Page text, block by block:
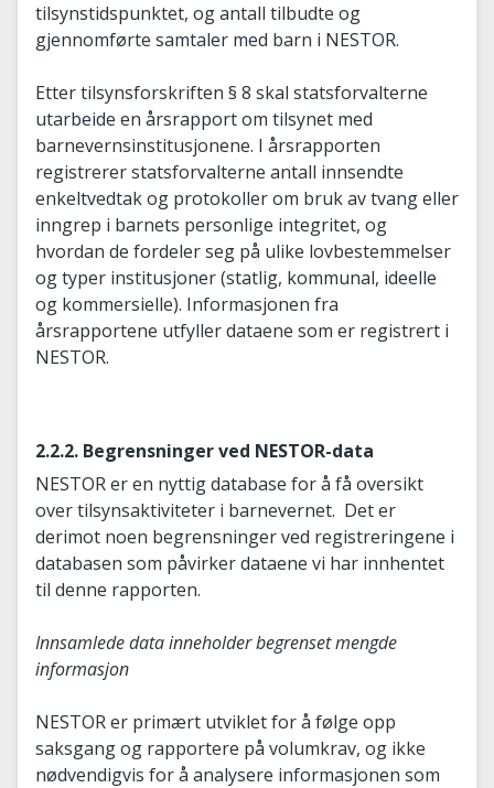
tilsynstidspunktet, og antall tilbudte og
gjennomførte samtaler med barn i NESTOR.
Etter tilsynsforskriften § 8 skal statsforvalterne
utarbeide en årsrapport om tilsynet med
barnevernsinstitusjonene. I årsrapporten
registrerer statsforvalterne antall innsendte
enkeltvedtak og protokoller om bruk av tvang eller
inngrep i barnets personlige integritet, og
hvordan de fordeler seg på ulike lovbestemmelser
og typer institusjoner (statlig, kommunal, ideelle
og kommersielle). Informasjonen fra
årsrapportene utfyller dataene som er registrert i
NESTOR.
2.2.2. Begrensninger ved NESTOR-data
NESTOR er en nyttig database for å få oversikt
over tilsynsaktiviteter i barnevernet. Det er
derimot noen begrensninger ved registreringene i
databasen som påvirker dataene vi har innhentet
til denne rapporten.
Innsamlede data inneholder begrenset mengde
informasjon
NESTOR er primært utviklet for å følge opp
saksgang og rapportere på volumkrav, og ikke
nødvendigvis for å analysere informasjonen som